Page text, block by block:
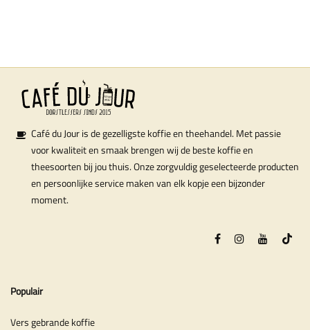
Café du Jour is de gezelligste koffie en theehandel. Met passie
voor kwaliteit en smaak brengen wij de beste koffie en
theesoorten bij jou thuis. Onze zorgvuldig geselecteerde producten
en persoonlijke service maken van elk kopje een bijzonder
moment.
Populair
Vers gebrande koffie